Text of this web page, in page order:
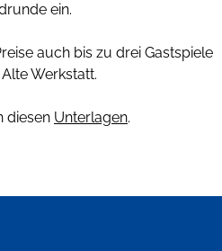
ein.
auch bis zu drei Gastspiele
Werkstatt.
diesen Unterlagen.